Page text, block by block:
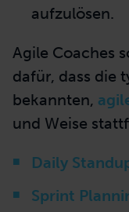
aufzulösen.
Agile Coaches
dafür, dass die
bekannten,
und Weise
Daily
Sprint